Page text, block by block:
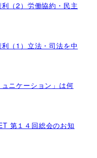
（2）労働協約・民主
（1）立法・司法を中
ニケーション」は何
第１４回総会のお知